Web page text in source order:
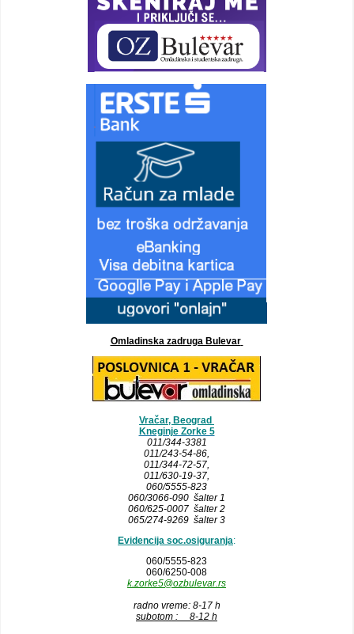
Omladinska zadruga Bulevar
Vračar, Beograd
Kneginje Zorke 5
011/344-3381
011/243-54-86,
011/344-72-57,
011/630-19-37,
060/5555-823
060/3066-090 šalter 1
060/625-0007 šalter 2
065/274-9269 šalter 3
Evidencija soc.osiguranja:
060/5555-823
060/6250-008
k.zorke5@ozbulevar.rs
radno vreme: 8-17 h
subotom : 8-12 h